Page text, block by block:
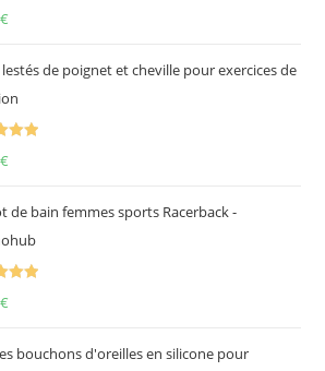
€
de poignet et cheville pour exercices de
€
de bain femmes sports Racerback -
€
bouchons d'oreilles en silicone pour